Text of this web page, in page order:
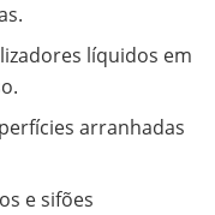
líquidos em
arranhadas
e sifões